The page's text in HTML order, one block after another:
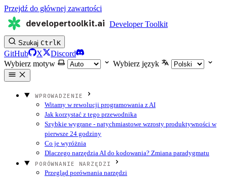
Przejdź do głównej zawartości
developertoolkit.ai Developer Toolkit
Szukaj CtrlK
GitHub X
Discord
Wybierz motyw
Wybierz język
WPROWADZENIE
Witamy w rewolucji programowania z AI
Jak korzystać z tego przewodnika
Szybkie wygrane - natychmiastowe wzrosty produktywności w
pierwsze 24 godziny
Co je wyróżnia
Dlaczego narzędzia AI do kodowania? Zmiana paradygmatu
PORÓWNANIE NARZĘDZI
Przegląd porównania narzędzi